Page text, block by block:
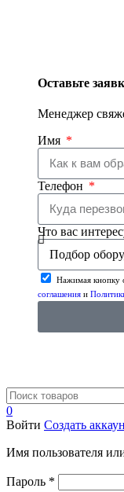
Оставьте
Менеджер
Имя
Телефон
Что вас
Нажимая кнопку
соглашения и
0
Войти Создать
Имя пользователя
Пароль *